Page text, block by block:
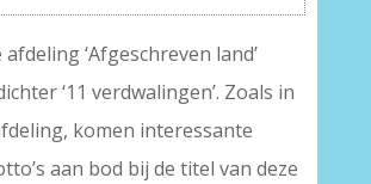
‘Afgeschreven land’
‘11 verdwalingen’. Zoals in
komen interessante
aan bod bij de titel van deze